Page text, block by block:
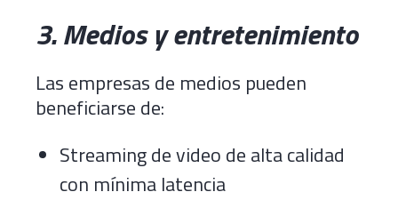
3. Medios y entretenimiento
Las empresas de medios pueden
beneficiarse de:
Streaming de video de alta calidad
con mínima latencia